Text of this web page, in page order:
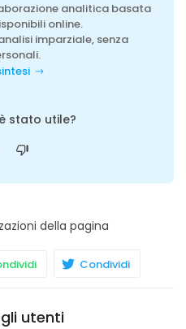
analitica basata
online.
imparziale, senza
stato utile?
della pagina
Condividi
utenti